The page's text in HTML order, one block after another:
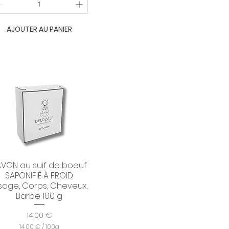
€
p
r
1
i
l
t
r
e
s
AJOUTER AU PANIER
Aperçu rapide
au suif de boeuf
SAPONIFIÉ À FROID
Corps, Cheveux,
Barbe 100 g
Prix
14,00 €
14,00 € /100g